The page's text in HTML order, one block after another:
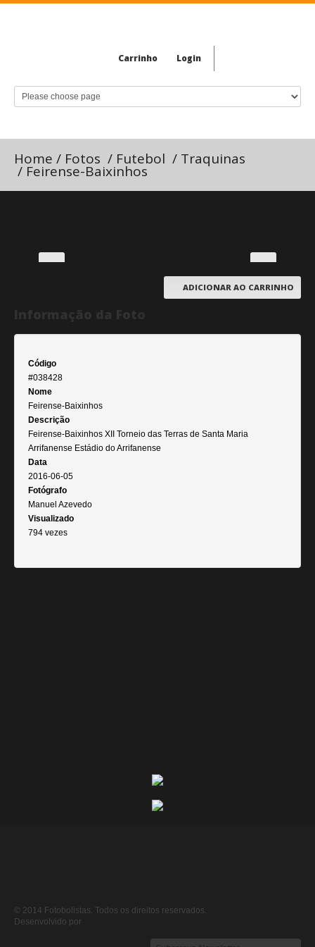
Carrinho Login
Home / Fotos / Futebol / Traquinas
/ Feirense-Baixinhos
ADICIONAR AO CARRINHO
Código
#038428
Nome
Feirense-Baixinhos
Descrição
Feirense-Baixinhos XII Torneio das Terras de Santa Maria
Arrifanense Estádio do Arrifanense
Data
2016-06-05
Fotógrafo
Manuel Azevedo
Visualizado
794 vezes
© 2014 Fotobolistas. Todos os direitos reservados.
Desenvolvido por